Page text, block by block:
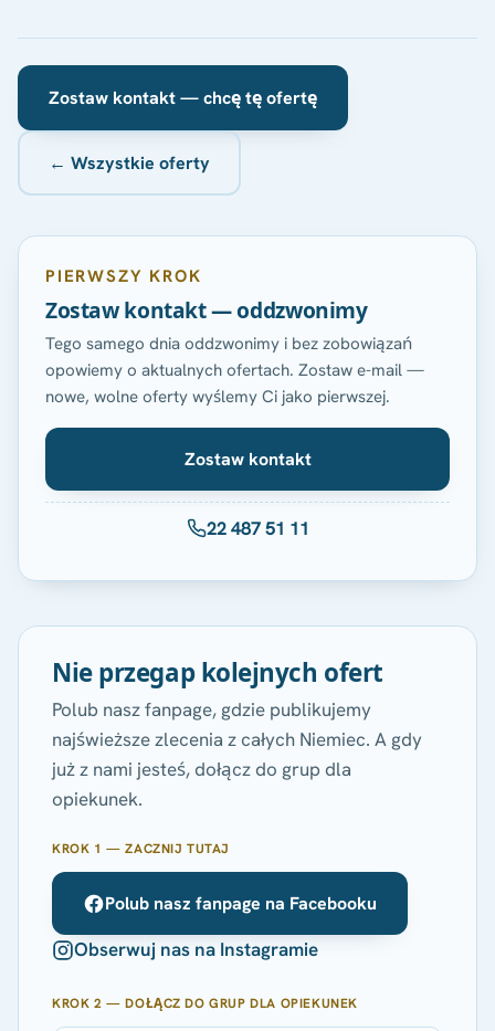
Zostaw kontakt — chcę tę ofertę
← Wszystkie oferty
PIERWSZY KROK
Zostaw kontakt — oddzwonimy
Tego samego dnia oddzwonimy i bez zobowiązań
opowiemy o aktualnych ofertach. Zostaw e-mail —
nowe, wolne oferty wyślemy Ci jako pierwszej.
Zostaw kontakt
22 487 51 11
Nie przegap kolejnych ofert
Polub nasz fanpage, gdzie publikujemy
najświeższe zlecenia z całych Niemiec. A gdy
już z nami jesteś, dołącz do grup dla
opiekunek.
KROK 1 — ZACZNIJ TUTAJ
Polub nasz fanpage na Facebooku
Obserwuj nas na Instagramie
KROK 2 — DOŁĄCZ DO GRUP DLA OPIEKUNEK